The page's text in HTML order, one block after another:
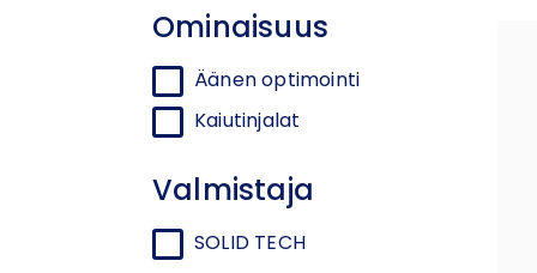
Ominaisuus
Äänen optimointi
Kaiutinjalat
Valmistaja
SOLID TECH